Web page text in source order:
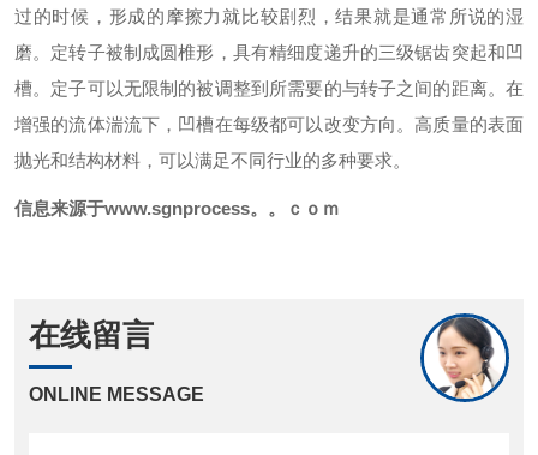
过的时候，形成的摩擦力就比较剧烈，结果就是通常所说的湿
磨。定转子被制成圆椎形，具有精细度递升的三级锯齿突起和凹
槽。定子可以无限制的被调整到所需要的与转子之间的距离。在
增强的流体湍流下，凹槽在每级都可以改变方向。高质量的表面
抛光和结构材料，可以满足不同行业的多种要求。
信息来源于www.sgnprocess。。ｃｏｍ
在线留言
ONLINE MESSAGE